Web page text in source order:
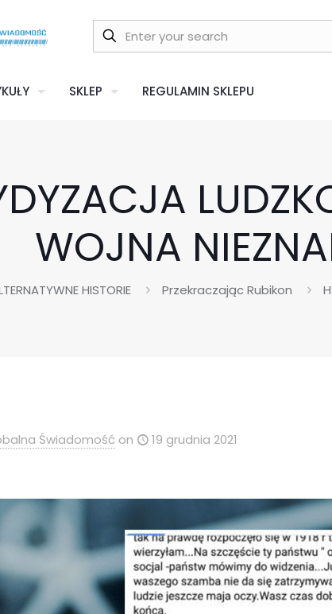
SKLEP REGULAMIN SKLEPU
WOJNA
HISTORIE Przekraczając Rubikon
Świadomość on 19 grudnia 2021